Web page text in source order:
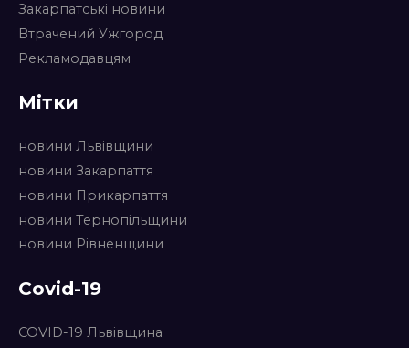
Закарпатські новини
Втрачений Ужгород
Рекламодавцям
Мітки
новини Львівщини
новини Закарпаття
новини Прикарпаття
новини Тернопільщини
новини Рівненщини
Covid-19
COVID-19 Львівщина